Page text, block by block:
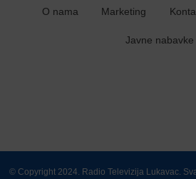
O nama Marketing
Javne nabavke
© Copyright 2024. Radio Televizija Lukavac.